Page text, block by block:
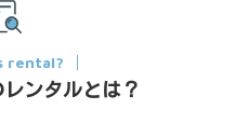
rental?
ンタルとは？